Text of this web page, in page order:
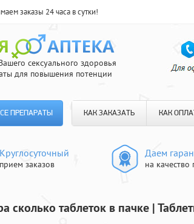
заказы 24 часа в сутки!
сексуального здоровья
для повышения потенции
ПРЕПАРАТЫ КАК ЗАКАЗАТЬ КАК
Круглосуточный
прием заказов
Даем
на качество
сколько таблеток в пачке |